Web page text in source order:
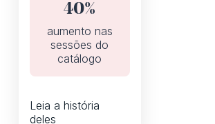
descontos de um
PDF estático em
um catálogo digital
interativo.
40%
aumento nas
sessões do
catálogo
Leia a história
deles